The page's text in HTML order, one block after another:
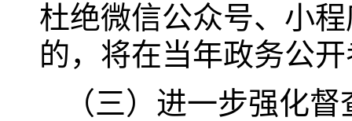
杜绝微信公众号、小
的，将在当年政务公
（三）进一步强化